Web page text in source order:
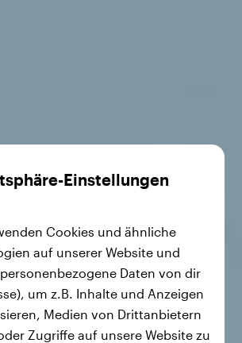
Einstellungen
Cookies und ähnliche
auf unserer Website und
Daten von dir
um z.B. Inhalte und Anzeigen
Medien von Drittanbietern
Zugriffe auf unsere Website zu